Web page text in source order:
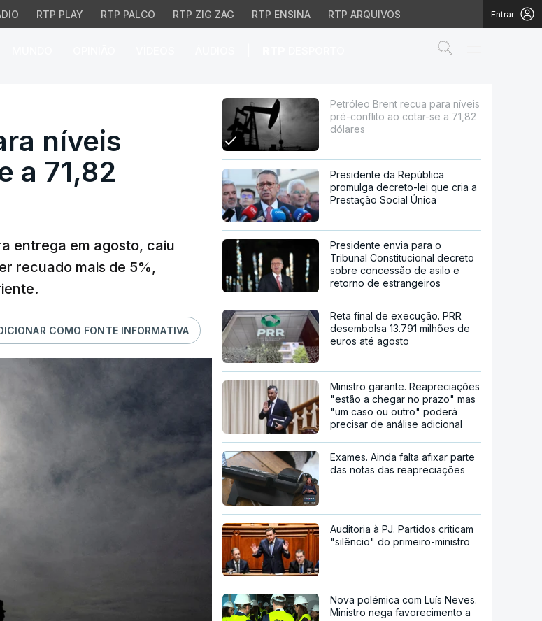
RTP PLAY RTP PALCO RTP ZIG ZAG RTP ENSINA RTP ARQUIVOS Entrar
níveis pré-conflito ao cotar-se a 71,82
níveis
a 71,82
entrega em agosto, caiu
recuado mais de 5%,
COMO FONTE INFORMATIVA
Petróleo Brent recua para níveis
pré-conflito ao cotar-se a 71,82
dólares
Presidente da República
promulga decreto-lei que cria a
Prestação Social Única
Presidente envia para o
Tribunal Constitucional decreto
sobre concessão de asilo e
retorno de estrangeiros
Reta final de execução. PRR
desembolsa 13.791 milhões de
euros até agosto
Ministro garante. Reapreciações
"estão a chegar no prazo" mas
"um caso ou outro" poderá
precisar de análise adicional
Exames. Ainda falta afixar parte
das notas das reapreciações
Auditoria à PJ. Partidos criticam
"silêncio" do primeiro-ministro
Nova polémica com Luís Neves.
Ministro nega favorecimento a